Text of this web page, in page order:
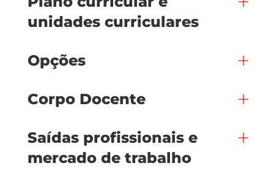
unidades curriculares
Opções
Corpo Docente
Saídas profissionais e
mercado de trabalho